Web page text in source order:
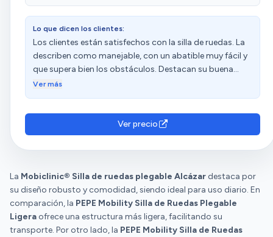
para superar bordillos y escalones, y es muy cómoda de
empujar hacia arriba. Los puños son fuertes, y la goma
no se resbala, así como la goma de las ruedas, es buena
y entera, cómoda de rodar. En general está muy bien,
buena calidad y sencillez en su uso y montaje, incluso
para guardarla, es fácil de plegar y estirar.
Lo que dicen los clientes:
Los clientes están satisfechos con la silla de ruedas. La
describen como manejable, con un abatible muy fácil y
que supera bien los obstáculos. Destacan su buena
calidad y relación calidad-precio. La consideran muy
Sin embargo, tienen opiniones diversas sobre el peso y
el ajuste.
Ver más
Ver precio
La Mobiclinic® Silla de ruedas plegable Alcázar destaca por
su diseño robusto y comodidad, siendo ideal para uso diario. En
comparación, la PEPE Mobility Silla de Ruedas Plegable
Ligera ofrece una estructura más ligera, facilitando su
transporte. Por otro lado, la PEPE Mobility Silla de Ruedas